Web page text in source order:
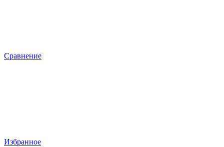
Сравнение
Избранное